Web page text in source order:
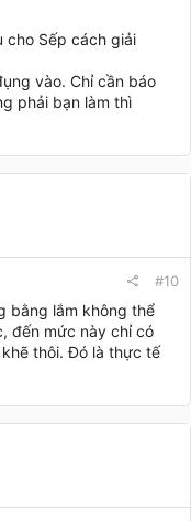
cho Sếp cách giải
vào. Chỉ cần báo
phải bạn làm thì
#10
bằng lắm không thể
đến mức này chỉ có
thôi. Đó là thực tế